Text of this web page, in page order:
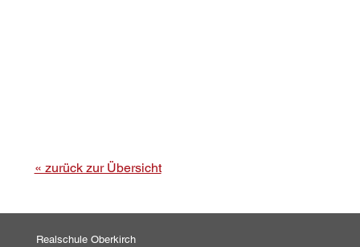
« zurück zur Übersicht
Realschule Oberkirch